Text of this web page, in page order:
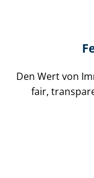
Den Wert von
fair,